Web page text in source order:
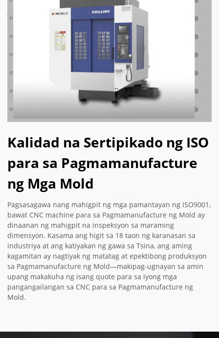
Kalidad na Sertipikado ng ISO
para sa Pagmamanufacture
ng Mga Mold
Pagsasagawa nang mahigpit ng mga pamantayan ng ISO9001,
bawat CNC machine para sa Pagmamanufacture ng Mold ay
dinaanan ng mahigpit na inspeksyon sa maraming
dimensyon. Kasama ang higit sa 18 taon ng karanasan sa
industriya at ang katiyakan ng gawa sa Tsina, ang aming
kagamitan ay nagtiyak ng matatag at epektibong produksyon
sa Pagmamanufacture ng Mold—makipag-ugnayan sa amin
upang makakuha ng isang quote para sa iyong mga
pangangailangan sa CNC para sa Pagmamanufacture ng
Mold.